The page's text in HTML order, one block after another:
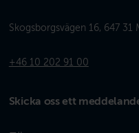
Skogsborgsvägen 16, 647 31
+46 10 202 91 00
Skicka oss ett